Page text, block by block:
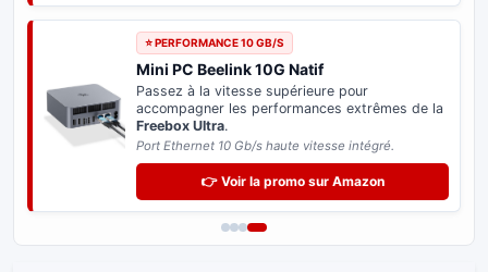
⭐ PERFORMANCE 10 GB/S
Mini PC Beelink 10G Natif
Passez à la vitesse supérieure pour
accompagner les performances extrêmes de la
Freebox Ultra.
Port Ethernet 10 Gb/s haute vitesse intégré.
👉 Voir la promo sur Amazon